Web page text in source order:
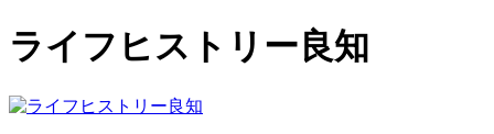
ライフヒストリー良知